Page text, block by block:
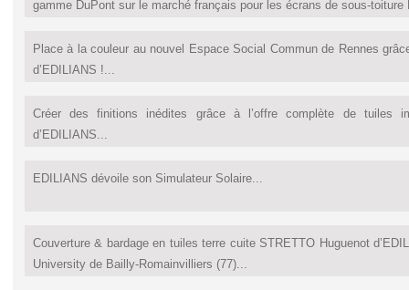
gamme DuPont sur le marché français pour les écrans de sous-toiture
Place à la couleur au nouvel Espace Social Commun de Rennes
d’EDILIANS !...
Créer des finitions inédites grâce à l’offre complète de tuiles
d’EDILIANS...
EDILIANS dévoile son Simulateur Solaire...
Couverture & bardage en tuiles terre cuite STRETTO Huguenot
University de Bailly-Romainvilliers (77)...